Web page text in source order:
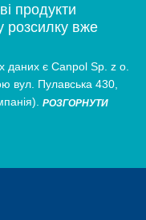
продукти
розсилку вже
даних є Canpol Sp. z o.
вул. Пулавська 430,
РОЗГОРНУТИ